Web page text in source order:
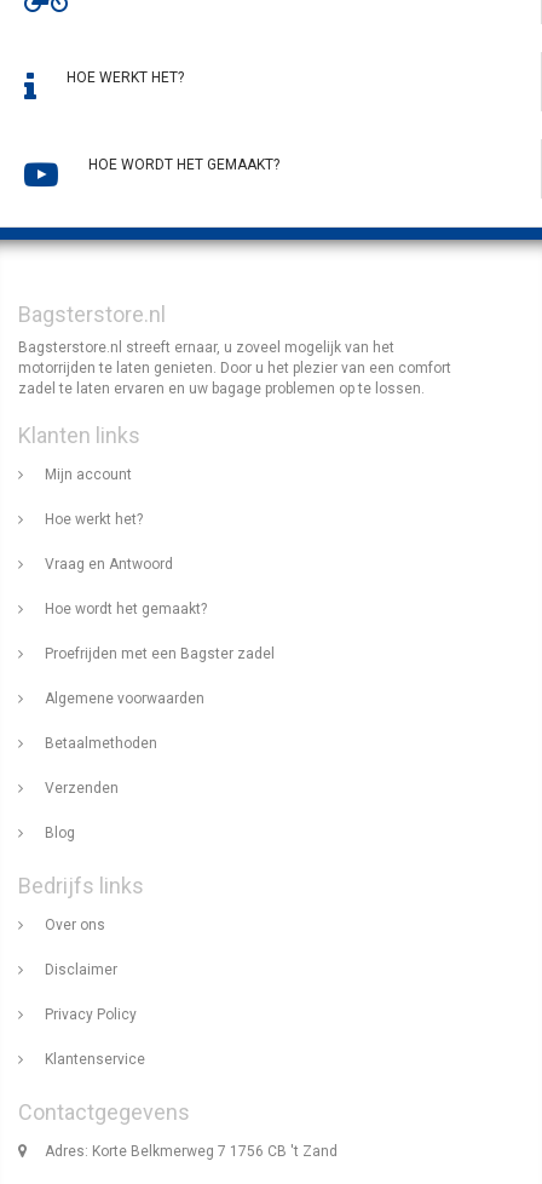
HOE WERKT HET?
HOE WORDT HET GEMAAKT?
Bagsterstore.nl
Bagsterstore.nl streeft ernaar, u zoveel mogelijk van het
motorrijden te laten genieten. Door u het plezier van een comfort
zadel te laten ervaren en uw bagage problemen op te lossen.
Klanten links
Mijn account
Hoe werkt het?
Vraag en Antwoord
Hoe wordt het gemaakt?
Proefrijden met een Bagster zadel
Algemene voorwaarden
Betaalmethoden
Verzenden
Blog
Bedrijfs links
Over ons
Disclaimer
Privacy Policy
Klantenservice
Contactgegevens
Adres: Korte Belkmerweg 7 1756 CB 't Zand